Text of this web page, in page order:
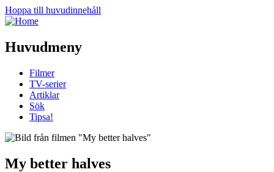
Hoppa till huvudinnehåll
Huvudmeny
Filmer
TV-serier
Artiklar
Sök
Tipsa!
My better halves